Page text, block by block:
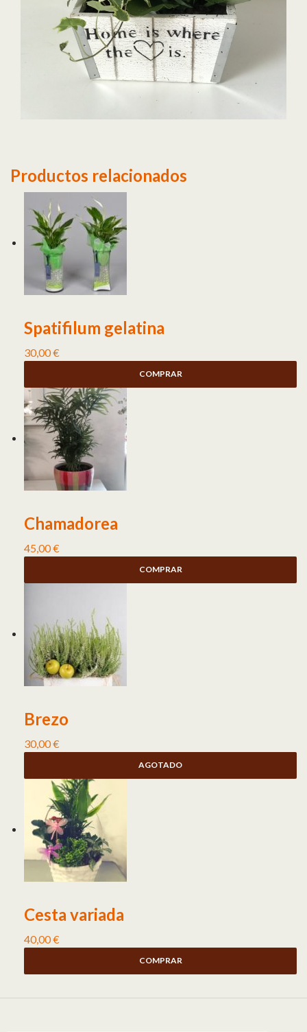
Productos relacionados
Spatifilum gelatina
30,00€
COMPRAR
Chamadorea
45,00€
COMPRAR
Brezo
30,00€
AGOTADO
Cesta variada
40,00€
COMPRAR